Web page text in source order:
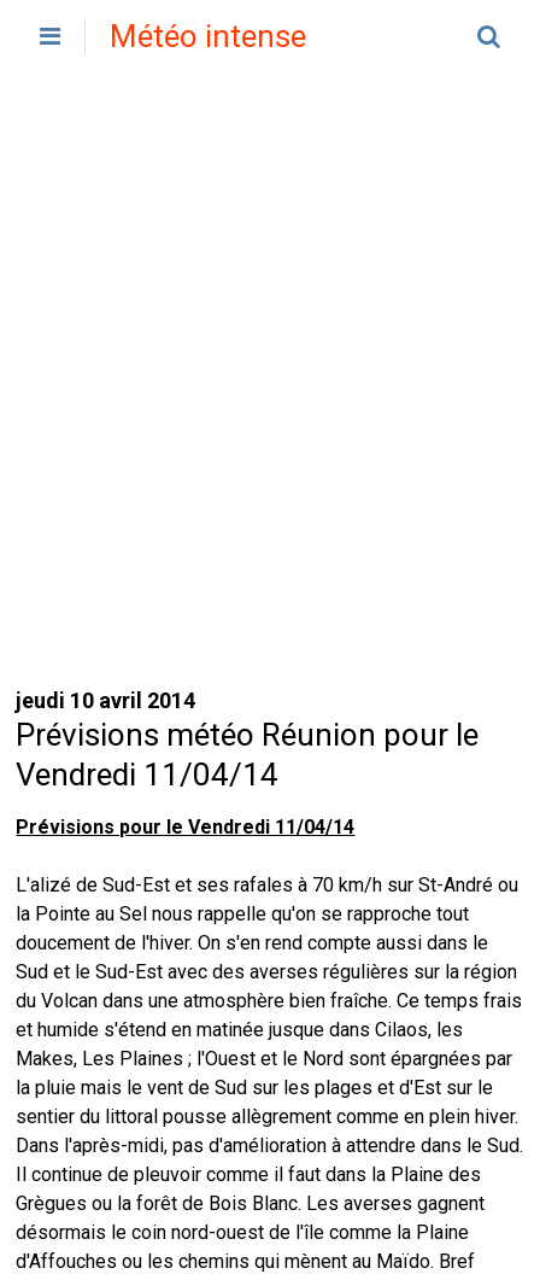
Météo intense
jeudi 10 avril 2014
Prévisions météo Réunion pour le
Vendredi 11/04/14
Prévisions pour le Vendredi 11/04/14
L'alizé de Sud-Est et ses rafales à 70 km/h sur St-André ou
la Pointe au Sel nous rappelle qu'on se rapproche tout
doucement de l'hiver. On s'en rend compte aussi dans le
Sud et le Sud-Est avec des averses régulières sur la région
du Volcan dans une atmosphère bien fraîche. Ce temps frais
et humide s'étend en matinée jusque dans Cilaos, les
Makes, Les Plaines ; l'Ouest et le Nord sont épargnées par
la pluie mais le vent de Sud sur les plages et d'Est sur le
sentier du littoral pousse allègrement comme en plein hiver.
Dans l'après-midi, pas d'amélioration à attendre dans le Sud.
Il continue de pleuvoir comme il faut dans la Plaine des
Grègues ou la forêt de Bois Blanc. Les averses gagnent
désormais le coin nord-ouest de l'île comme la Plaine
d'Affouches ou les chemins qui mènent au Maïdo. Bref